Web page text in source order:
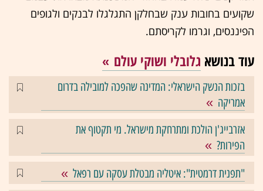
שקועים בחובות ענק שבחלקן התגלגלו לבנקים ולגופים
הפיננסים, וגרמו לקריסתם.
עוד בנושא גלובלי ושוקי עולם
בזכות הנשק הישראלי: המדינה שהפכה למובילה בדרום
אמריקה
אזרבייג'ן הולכת ומתרחקת מישראל. מי תקטוף את
הפירות?
"תפנית דרמטית": איטליה מבטלת עסקה עם רפאל